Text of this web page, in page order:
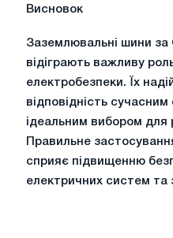
Висновок
Заземлювальні шини за
відіграють важливу
електробезпеки. Їх
відповідність
ідеальним вибором для
Правильне
сприяє підвищенню
електричних систем та